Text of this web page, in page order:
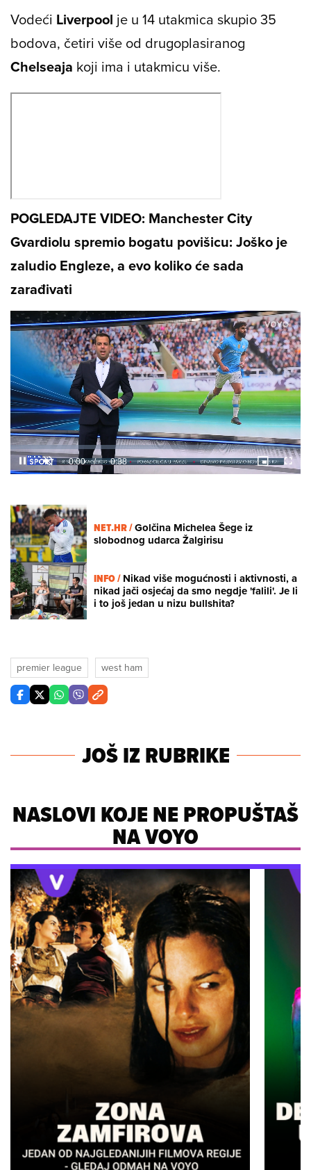
Vodeći Liverpool je u 14 utakmica skupio 35
bodova, četiri više od drugoplasiranog
Chelseaja koji ima i utakmicu više.
POGLEDAJTE VIDEO: Manchester City
Gvardiolu spremio bogatu povišicu: Joško je
zaludio Engleze, a evo koliko će sada
zarađivati
Unmute /
Loaded:
36.25%
NET.HR /Golčina Michelea Šege iz
slobodnog udarca Žalgirisu
INFO /Nikad više mogućnosti i aktivnosti, a
nikad jači osjećaj da smo negdje 'falili'. Je li
i to još jedan u nizu bullshita?
premier league west ham
JOŠ IZ RUBRIKE
NASLOVI KOJE NE PROPUŠTAŠ
NA VOYO